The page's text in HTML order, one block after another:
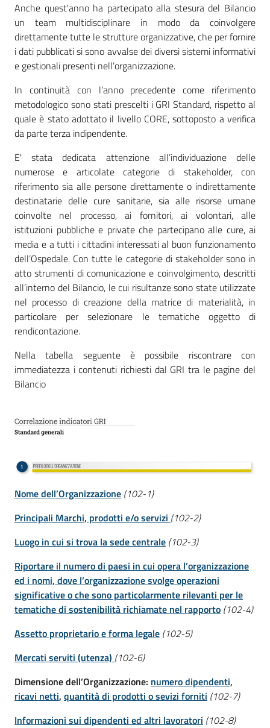
Anche quest'anno ha partecipato alla stesura del Bilancio
un team multidisciplinare in modo da coinvolgere
direttamente tutte le strutture organizzative, che per fornire
i dati pubblicati si sono avvalse dei diversi sistemi informativi
e gestionali presenti nell’organizzazione.
In continuità con l’anno precedente come riferimento
metodologico sono stati prescelti i GRI Standard, rispetto al
quale è stato adottato il livello CORE, sottoposto a verifica
da parte terza indipendente.
E' stata dedicata attenzione all’individuazione delle
numerose e articolate categorie di stakeholder, con
riferimento sia alle persone direttamente o indirettamente
destinatarie delle cure sanitarie, sia alle risorse umane
coinvolte nel processo, ai fornitori, ai volontari, alle
istituzioni pubbliche e private che partecipano alle cure, ai
media e a tutti i cittadini interessati al buon funzionamento
dell’Ospedale. Con tutte le categorie di stakeholder sono in
atto strumenti di comunicazione e coinvolgimento, descritti
all’interno del Bilancio, le cui risultanze sono state utilizzate
nel processo di creazione della matrice di materialità, in
particolare per selezionare le tematiche oggetto di
rendicontazione.
Nella tabella seguente è possibile riscontrare con
immediatezza i contenuti richiesti dal GRI tra le pagine del
Bilancio
Nome dell’Organizzazione (102-1)
Principali Marchi, prodotti e/o servizi (102-2)
Luogo in cui si trova la sede centrale (102-3)
Riportare il numero di paesi in cui opera l’organizzazione
ed i nomi, dove l’organizzazione svolge operazioni
significative o che sono particolarmente rilevanti per le
tematiche di sostenibilità richiamate nel rapporto (102-4)
Assetto proprietario e forma legale (102-5)
Mercati serviti (utenza) (102-6)
Dimensione dell’Organizzazione: numero dipendenti,
ricavi netti, quantità di prodotti o sevizi forniti (102-7)
Informazioni sui dipendenti ed altri lavoratori (102-8)